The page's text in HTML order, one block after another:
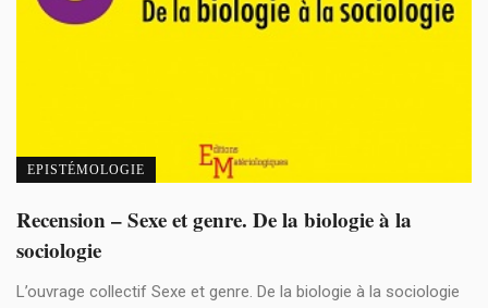
EPISTÉMOLOGIE
Recension – Sexe et genre. De la biologie à la
sociologie
L’ouvrage collectif Sexe et genre. De la biologie à la sociologie